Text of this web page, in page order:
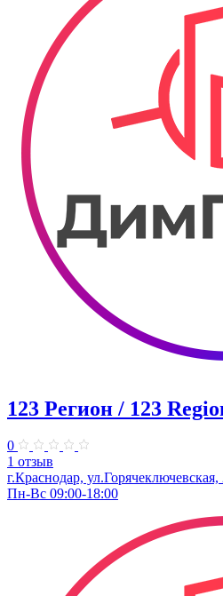
123 Регион / 123
0
1 отзыв
г.Краснодар, ул.Горячеключевская,
Пн-Вс 09:00-18:00